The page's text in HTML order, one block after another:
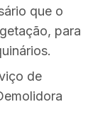
que o
para
de